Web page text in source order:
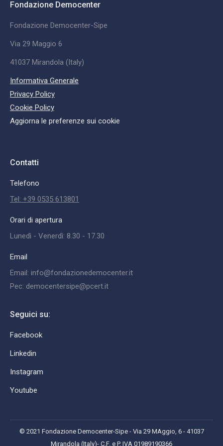
Fondazione Democenter
Fondazione Democenter-Sipe
Via 29 Maggio 6
41037 Mirandola (Italy)
Informativa Generale
Privacy Policy
Cookie Policy
Aggiorna le preferenze sui cookie
Contatti
Telefono
Tel: +39 0535 613801
Orari di apertura
Lunedì - Venerdì: 8.30 - 17.30
Email
Email: info@fondazionedemocenter.it
Pec: democentersipe@pcert.it
Seguici su:
Facebook
Linkedin
Instagram
Youtube
© 2021 Fondazione Democenter-Sipe - Via 29 MAggio, 6 - 41037
Mirandola (Italy)- C.F. e P. IVA 01989190366